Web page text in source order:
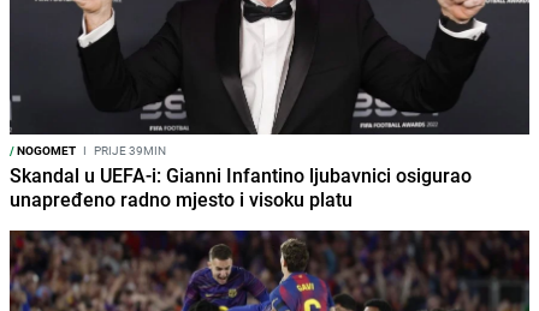
/NOGOMET I PRIJE 39MIN
Skandal u UEFA-i: Gianni Infantino ljubavnici osigurao
unapređeno radno mjesto i visoku platu